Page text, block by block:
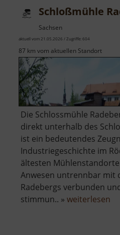
Schloßmühle
Sachsen
aktuell vom 21.05.2026 / Zugriffe: 604
87 km vom aktuellen Standort
Die Schlossmühle
direkt unterhalb des
ist ein bedeutendes
Industriegeschichte im
ältesten
Anwesen untrennbar mit
Radebergs verbunden
stimmun.. » weiterlesen